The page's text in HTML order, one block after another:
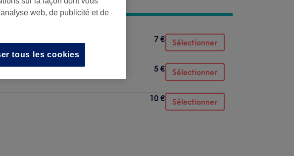
7 € Sélectionner
5 € Sélectionner
10 € Sélectionner
web, de publicité et de
tous les cookies